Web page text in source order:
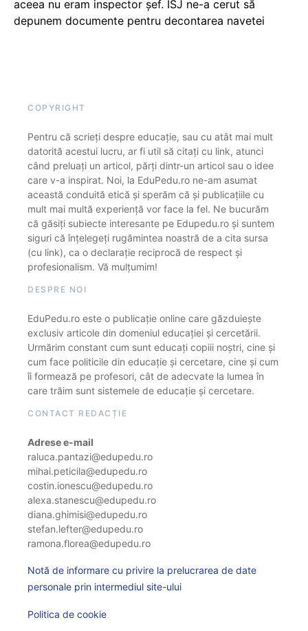
aceea nu eram inspector șef. ISJ ne-a cerut să
depunem documente pentru decontarea navetei
COPYRIGHT
Pentru că scrieți despre educație, sau cu atât mai mult
datorită acestui lucru, ar fi util să citați cu link, atunci
când preluați un articol, părți dintr-un articol sau o idee
care v-a inspirat. Noi, la EduPedu.ro ne-am asumat
această conduită etică și sperăm că și publicațiile cu
mult mai multă experiență vor face la fel. Ne bucurăm
că găsiți subiecte interesante pe Edupedu.ro și suntem
siguri că înțelegeți rugămintea noastră de a cita sursa
(cu link), ca o declarație reciprocă de respect și
profesionalism. Vă mulțumim!
DESPRE NOI
EduPedu.ro este o publicație online care găzduiește
exclusiv articole din domeniul educației și cercetării.
Urmărim constant cum sunt educați copiii noștri, cine și
cum face politicile din educație și cercetare, cine și cum
îi formează pe profesori, cât de adecvate la lumea în
care trăim sunt sistemele de educație și cercetare.
CONTACT REDACȚIE
Adrese e-mail
raluca.pantazi@edupedu.ro
mihai.peticila@edupedu.ro
costin.ionescu@edupedu.ro
alexa.stanescu@edupedu.ro
diana.ghimisi@edupedu.ro
stefan.lefter@edupedu.ro
ramona.florea@edupedu.ro
Notă de informare cu privire la prelucrarea de date
personale prin intermediul site-ului
Politica de cookie